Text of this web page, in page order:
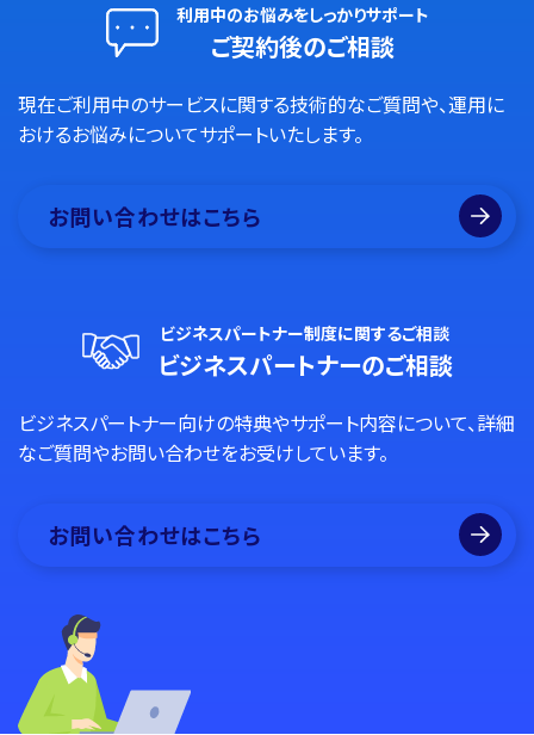
利用中のお悩みをしっかりサポート
ご契約後のご相談
現在ご利用中のサービスに関する技術的なご質問や、運用に
おけるお悩みについてサポートいたします。
お問い合わせはこちら
ビジネスパートナー制度に関するご相談
ビジネスパートナーのご相談
ビジネスパートナー向けの特典やサポート内容について、詳細
なご質問やお問い合わせをお受けしています。
お問い合わせはこちら